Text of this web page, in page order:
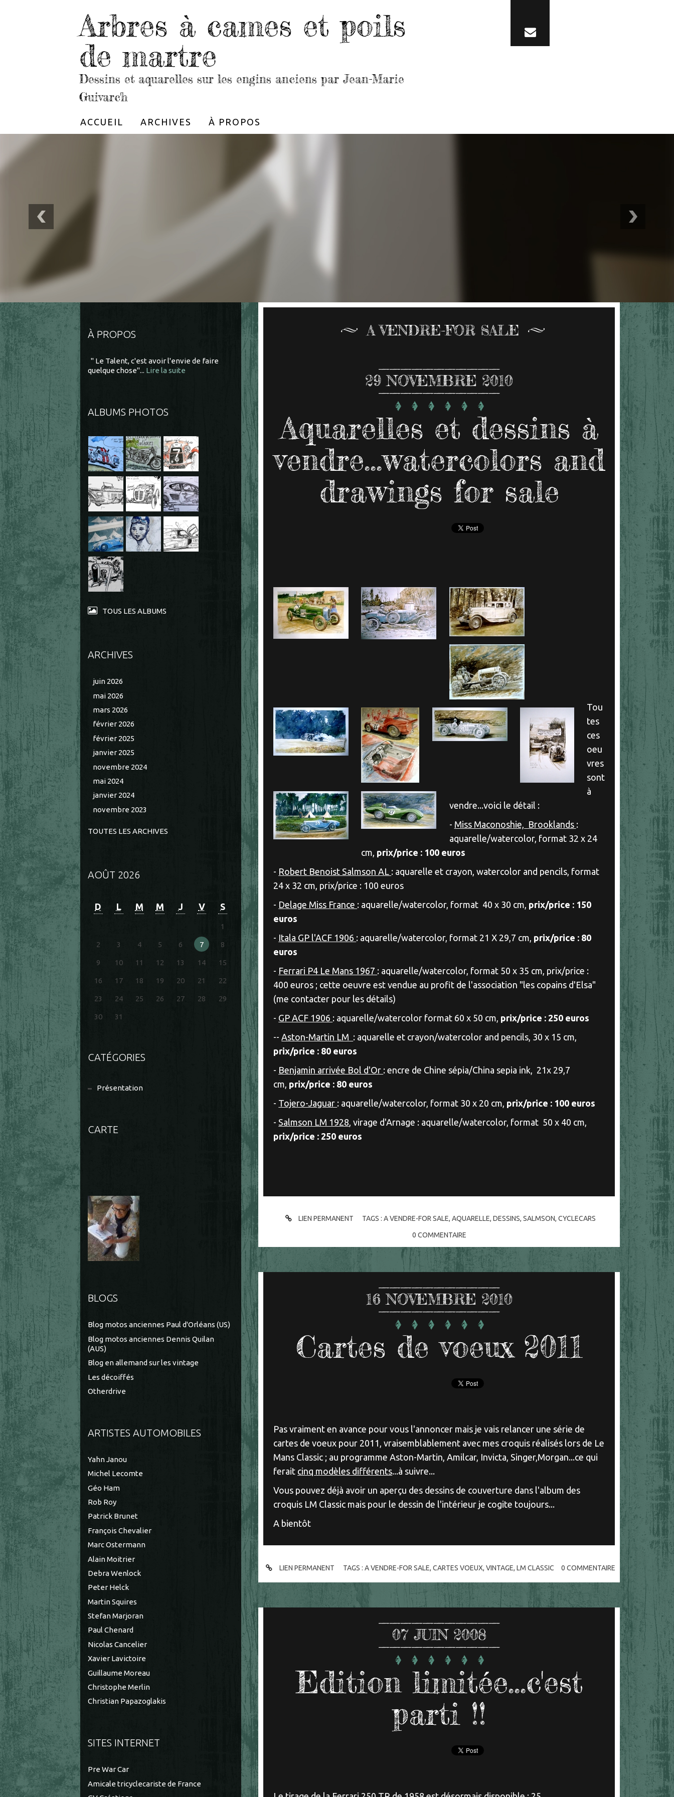
Arbres à cames et poils
de martre
Dessins et aquarelles sur les engins anciens par Jean-Marie
Guivarc'h
ACCUEIL ARCHIVES À PROPOS
À PROPOS
" Le Talent, c'est avoir l'envie de faire
quelque chose"... Lire la suite
ALBUMS PHOTOS
TOUS LES ALBUMS
ARCHIVES
juin 2026
mai 2026
mars 2026
février 2026
février 2025
janvier 2025
novembre 2024
mai 2024
janvier 2024
novembre 2023
TOUTES LES ARCHIVES
AOÛT 2026
D L M M J V S
1
2 3 4 5 6 7 8
9 10 11 12 13 14 15
16 17 18 19 20 21 22
23 24 25 26 27 28 29
30 31
CATÉGORIES
Présentation
CARTE
BLOGS
Blog motos anciennes Paul d'Orléans (US)
Blog motos anciennes Dennis Quilan
(AUS)
Blog en allemand sur les vintage
Les décoiffés
Otherdrive
ARTISTES AUTOMOBILES
Yahn Janou
Michel Lecomte
Géo Ham
Rob Roy
Patrick Brunet
François Chevalier
Marc Ostermann
Alain Moitrier
Debra Wenlock
Peter Helck
Martin Squires
Stefan Marjoran
Paul Chenard
Nicolas Cancelier
Xavier Lavictoire
Guillaume Moreau
Christophe Merlin
Christian Papazoglakis
SITES INTERNET
Pre War Car
Amicale tricyclecariste de France
A VENDRE-FOR SALE
29 NOVEMBRE 2010
Aquarelles et dessins à
vendre...watercolors and
drawings for sale
Tou
tes
ces
oeu
vres
sont
à
vendre...voici le détail :
- Miss Maconoshie, Brooklands :
aquarelle/watercolor, format 32 x 24
cm, prix/price : 100 euros
- Robert Benoist Salmson AL : aquarelle et crayon, watercolor and pencils, format
24 x 32 cm, prix/price : 100 euros
- Delage Miss France : aquarelle/watercolor, format 40 x 30 cm, prix/price : 150
euros
- Itala GP l'ACF 1906 : aquarelle/watercolor, format 21 X 29,7 cm, prix/price : 80
euros
- Ferrari P4 Le Mans 1967 : aquarelle/watercolor, format 50 x 35 cm, prix/price :
400 euros ; cette oeuvre est vendue au profit de l'association "les copains d'Elsa"
(me contacter pour les détails)
- GP ACF 1906 : aquarelle/watercolor format 60 x 50 cm, prix/price : 250 euros
-- Aston-Martin LM : aquarelle et crayon/watercolor and pencils, 30 x 15 cm,
prix/price : 80 euros
- Benjamin arrivée Bol d'Or : encre de Chine sépia/China sepia ink, 21x 29,7
cm, prix/price : 80 euros
- Tojero-Jaguar : aquarelle/watercolor, format 30 x 20 cm, prix/price : 100 euros
- Salmson LM 1928 , virage d'Arnage : aquarelle/watercolor, format 50 x 40 cm,
prix/price : 250 euros
LIEN PERMANENT TAGS :A VENDRE-FOR SALE,AQUARELLE,DESSINS,SALMSON,CYCLECARS
0 COMMENTAIRE
16 NOVEMBRE 2010
Cartes de voeux 2011
Pas vraiment en avance pour vous l'annoncer mais je vais relancer une série de
cartes de voeux pour 2011, vraisemblablement avec mes croquis réalisés lors de Le
Mans Classic ; au programme Aston-Martin, Amilcar, Invicta, Singer,Morgan...ce qui
ferait cinq modèles différents...à suivre...
Vous pouvez déjà avoir un aperçu des dessins de couverture dans l'album des
croquis LM Classic mais pour le dessin de l'intérieur je cogite toujours...
A bientôt
LIEN PERMANENT TAGS : A VENDRE-FOR SALE, CARTES VOEUX, VINTAGE, LM CLASSIC 0 COMMENTAIRE
07 JUIN 2008
Edition limitée...c'est
parti !!